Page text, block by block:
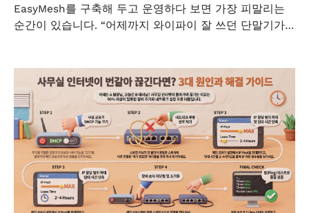
EasyMesh를 구축해 두고 운영하다 보면 가장 피말리는
순간이 있습니다. “어제까지 와이파이 잘 쓰던 단말기가…